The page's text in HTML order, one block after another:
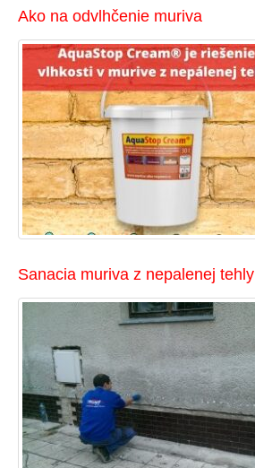
Ako na odvlhčenie muriva
Sanacia muriva z nepalenej tehly